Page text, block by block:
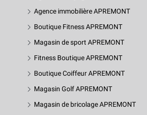
Agence immobilière APREMONT
Boutique Fitness APREMONT
Magasin de sport APREMONT
Fitness Boutique APREMONT
Boutique Coiffeur APREMONT
Magasin Golf APREMONT
Magasin de bricolage APREMONT